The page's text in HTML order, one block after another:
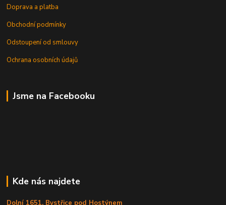
Doprava a platba
Obchodní podmínky
Odstoupení od smlouvy
Ochrana osobních údajů
Jsme na Facebooku
Kde nás najdete
Dolní 1651, Bystřice pod Hostýnem